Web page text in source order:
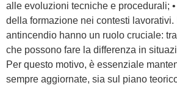
alle evoluzioni tecniche e procedurali;
della formazione nei contesti lavorativi.
antincendio hanno un ruolo cruciale:
che possono fare la differenza in
Per questo motivo, è essenziale
sempre aggiornate, sia sul piano